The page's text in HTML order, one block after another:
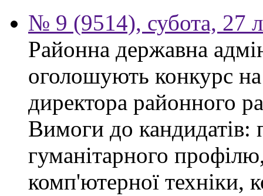
№ 9 (9514), субота, 27
Районна державна
оголошують конкурс
директора районного
Вимоги до кандидатів:
гуманітарного
комп'ютерної техніки,